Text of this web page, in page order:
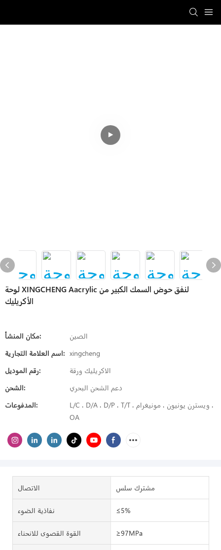
لوحة XINGCHENG Aacrylic لنفق حوض السمك الكبير من
الأكريليك
مكان المنشأ:
الصين
اسم العلامة التجارية: xingcheng
رقم الموديل:
الاكريليك ورقة
الشحن:
دعم الشحن البحري
المدفوعات:
L/C ، D/A ، D/P ، T/T ، ويسترن يونيون ، مونيغرام ،
OA
الاتصال مشترك سلس
نفاذية الضوء ≤5%
القوة القصوى للانحناء ≥97MPa